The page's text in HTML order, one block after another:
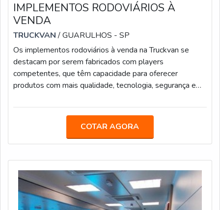
IMPLEMENTOS RODOVIÁRIOS À
VENDA
TRUCKVAN/ GUARULHOS - SP
Os implementos rodoviários à venda na Truckvan se
destacam por serem fabricados com players
competentes, que têm capacidade para oferecer
produtos com mais qualidade, tecnologia, segurança e
a expertise que tinha na criação de unidades móveis
oferecendo a melhor estrutura, sempre com um preço
justo, econômico e acessível. OS PRINCIPAIS
2019, a Truckv
COTAR AGORA